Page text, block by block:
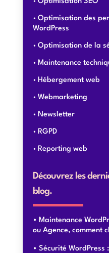
Optimisation des
WordPress
Optimisation de la
Maintenance
Hébergement web
Webmarketing
Newsletter
RGPD
Reporting web
Découvrez les
blog.
Maintenance
ou Agence, comment
Sécurité WordPress